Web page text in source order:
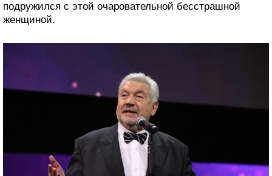
подружился с этой очаровательной бесстрашной
женщиной.